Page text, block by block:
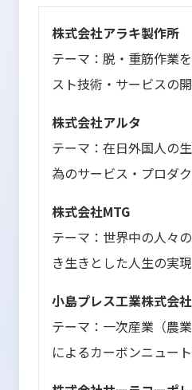
株式会社アラキ製作所
テーマ：脱・重筋作業
スト技術・サービスの
株式会社アルタ
テーマ：在日外国人の
為のサービス・プロダ
株式会社MTG
テーマ：世界中の人々
き生きとした人生の実現
小島プレス工業株式会社
テーマ：一次産業（農
によるカーボンニュー